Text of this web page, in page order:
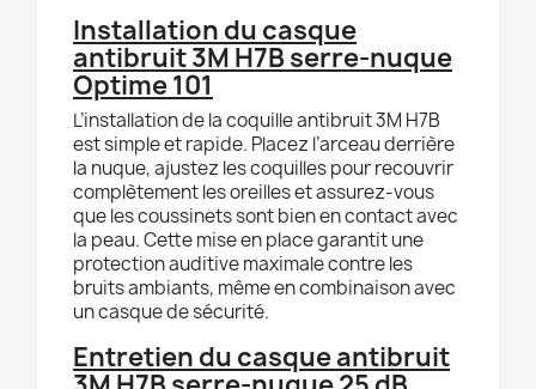
Installation du casque
antibruit 3M H7B serre-nuque
Optime 101
L’installation de la coquille antibruit 3M H7B
est simple et rapide. Placez l’arceau derrière
la nuque, ajustez les coquilles pour recouvrir
complètement les oreilles et assurez-vous
que les coussinets sont bien en contact avec
la peau. Cette mise en place garantit une
protection auditive maximale contre les
bruits ambiants, même en combinaison avec
un casque de sécurité.
Entretien du casque antibruit